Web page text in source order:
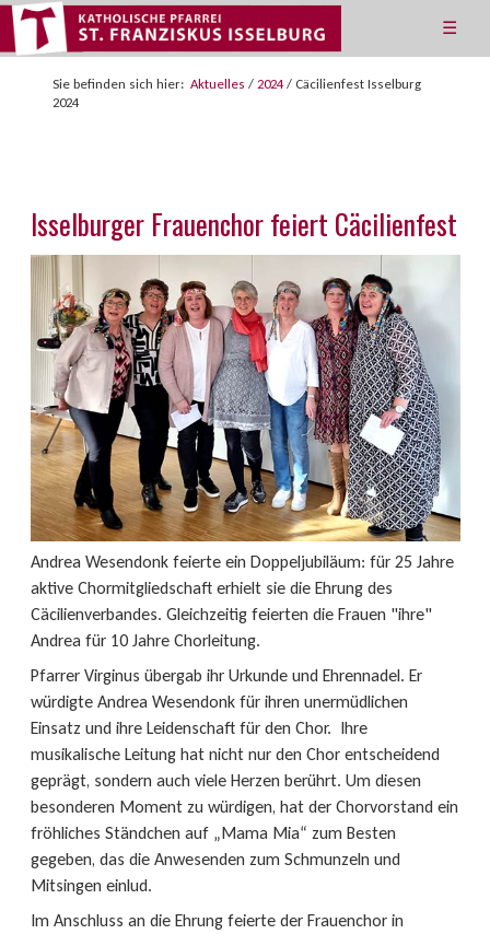
☰
Sie befinden sich hier: Aktuelles / 2024 / Cäcilienfest Isselburg
2024
Isselburger Frauenchor feiert Cäcilienfest
Andrea Wesendonk feierte ein Doppeljubiläum: für 25 Jahre
aktive Chormitgliedschaft erhielt sie die Ehrung des
Cäcilienverbandes. Gleichzeitig feierten die Frauen "ihre"
Andrea für 10 Jahre Chorleitung.
Pfarrer Virginus übergab ihr Urkunde und Ehrennadel. Er
würdigte Andrea Wesendonk für ihren unermüdlichen
Einsatz und ihre Leidenschaft für den Chor. Ihre
musikalische Leitung hat nicht nur den Chor entscheidend
geprägt, sondern auch viele Herzen berührt. Um diesen
besonderen Moment zu würdigen, hat der Chorvorstand ein
fröhliches Ständchen auf „Mama Mia“ zum Besten
gegeben, das die Anwesenden zum Schmunzeln und
Mitsingen einlud.
Im Anschluss an die Ehrung feierte der Frauenchor in